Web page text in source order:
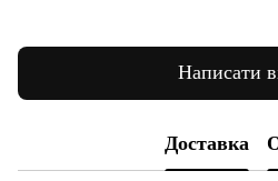
Написати
Доставка